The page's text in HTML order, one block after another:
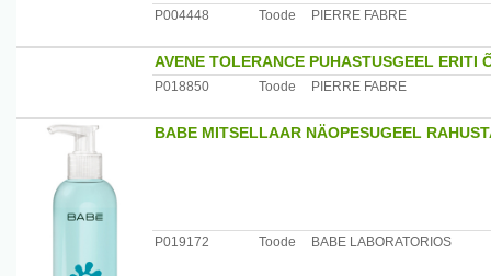
Ei tekita komedoone
Pudel: 200 ml
P004448 Toode PIERRE FABRE
AVENE TOLERANCE PUHASTUSGEEL ERITI
P018850 Toode PIERRE FABRE
BABE MITSELLAAR NÄOPESUGEEL
P019172 Toode BABE LABORATORIOS